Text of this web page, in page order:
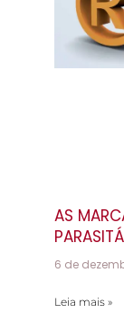
AS
6 de
Leia mais »